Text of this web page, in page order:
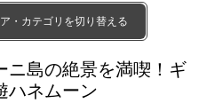
・カテゴリを切り替える
ニ島の絶景を満喫！ギ
ハネムーン